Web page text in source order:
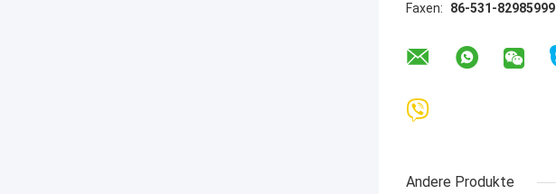
Faxen:
86-531-82985999
Andere Produkte